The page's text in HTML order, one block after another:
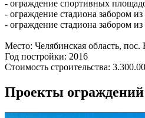
- ограждение спортивных
- ограждение стадиона забором
- ограждение стадиона забором
Место: Челябинская область, пос.
Год постройки: 2016
Стоимость строительства:
Проекты ограждений